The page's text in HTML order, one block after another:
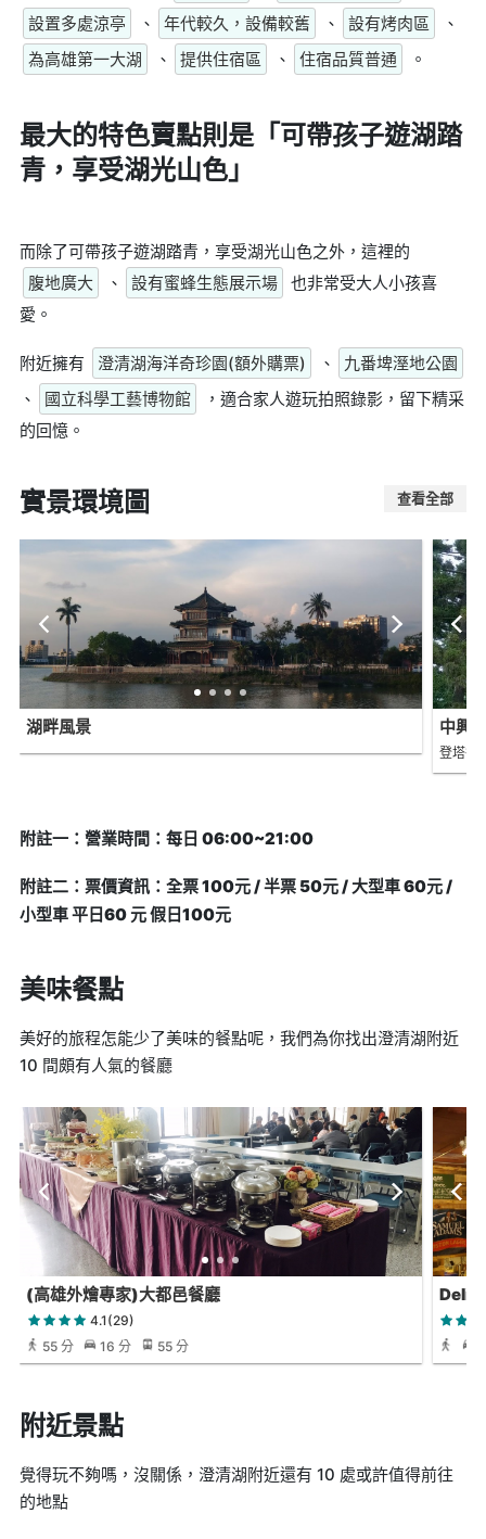
設置多處涼亭
、 年代較久，設備較舊 、 設有烤肉區
、
為高雄第一大湖
、 提供住宿區 、 住宿品質普通 。
最大的特色賣點則是「可帶孩子遊湖踏
青，享受湖光山色」
而除了可帶孩子遊湖踏青，享受湖光山色之外，這裡的
腹地廣大
、 設有蜜蜂生態展示場
也非常受大人小孩喜
愛。
附近擁有 澄清湖海洋奇珍園(額外購票) 、
九番埤溼地公園
、
國立科學工藝博物館
，適合家人遊玩拍照錄影，留下精采
的回憶。
實景環境圖 查看全部
湖畔風景 中興
登塔後
附註一：營業時間：每日 06:00~21:00
附註二：票價資訊：全票 100元 / 半票 50元 / 大型車 60元 /
小型車 平日60 元 假日100元
美味餐點
美好的旅程怎能少了美味的餐點呢，我們為你找出澄清湖附近
10 間頗有人氣的餐廳
(高雄外燴專家)大都邑餐廳
4.1(29)
55 分
16 分 55 分
Deli
附近景點
覺得玩不夠嗎，沒關係，澄清湖附近還有 10 處或許值得前往
的地點